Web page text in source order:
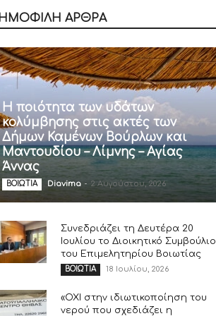
ΑΡΘΡΑ
Η ποιότητα των υδάτων
κολύμβησης στις ακτές των
Δήμων Καμένων Βούρλων και
Μαντουδίου – Λίμνης – Αγίας
Άννας
ΒΟΙΩΤΙΑ Diavima - 2 Αυγούστου, 2026
Συνεδριάζει τη Δευτέρα 20
Ιουλίου το Διοικητικό Συμβούλιο
του Επιμελητηρίου Βοιωτίας
ΒΟΙΩΤΙΑ 18 Ιουλίου, 2026
«ΟΧΙ στην ιδιωτικοποίηση του
νερού που σχεδιάζει η